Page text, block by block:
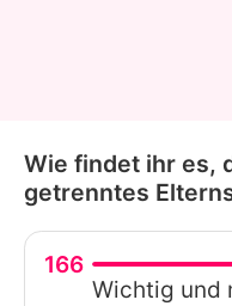
Wie findet ihr es,
getrenntes
166
Wichtig und